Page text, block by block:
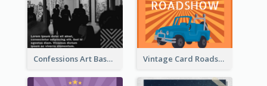
Confessions Art Basel Instagram Post Vintage Card Roadshow Instagram Post